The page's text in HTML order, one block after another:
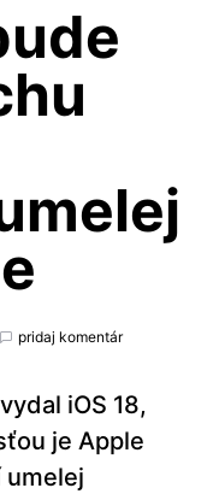
pridaj komentár
iOS 18,
je Apple
umelej